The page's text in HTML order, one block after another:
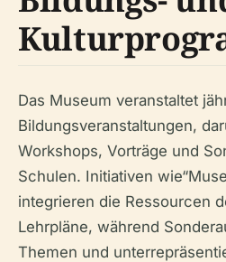
Das Museum veranstaltet
Bildungsveranstaltungen,
Workshops, Vorträge und
Schulen. Initiativen
integrieren die Ressourcen
Lehrpläne, während
Themen und